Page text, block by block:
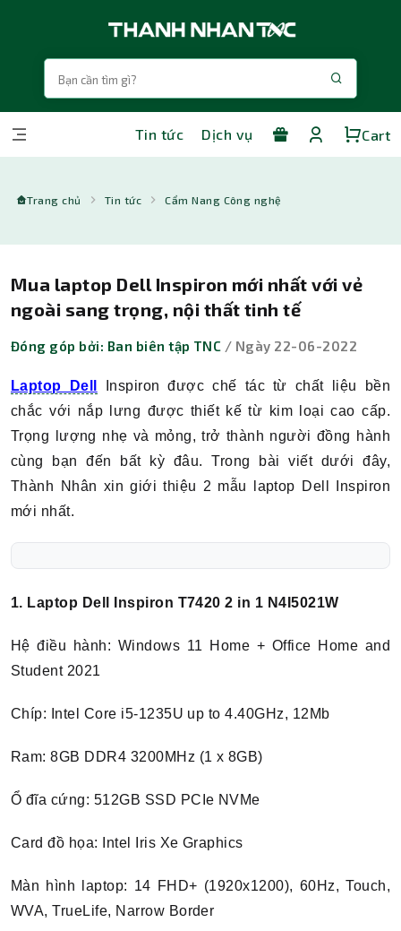
Tin tức Dịch vụ Cart
Trang chủ Tin tức Cẩm Nang Công nghệ
Mua laptop Dell Inspiron mới nhất với vẻ
ngoài sang trọng, nội thất tinh tế
Đóng góp bởi: Ban biên tập TNC / Ngày 22-06-2022
Laptop Dell
Inspiron được chế tác từ chất liệu bền
chắc với nắp lưng được thiết kế từ kim loại cao cấp.
Trọng lượng nhẹ và mỏng, trở thành người đồng hành
cùng bạn đến bất kỳ đâu. Trong bài viết dưới đây,
Thành Nhân xin giới thiệu 2 mẫu laptop Dell Inspiron
mới nhất.
1. Laptop Dell Inspiron T7420 2 in 1 N4I5021W
Hệ điều hành: Windows 11 Home + Office Home and
Student 2021
Chíp: Intel Core i5-1235U up to 4.40GHz, 12Mb
Ram: 8GB DDR4 3200MHz (1 x 8GB)
Ổ đĩa cứng: 512GB SSD PCIe NVMe
Card đồ họa: Intel Iris Xe Graphics
Màn hình laptop: 14 FHD+ (1920x1200), 60Hz, Touch,
WVA, TrueLife, Narrow Border